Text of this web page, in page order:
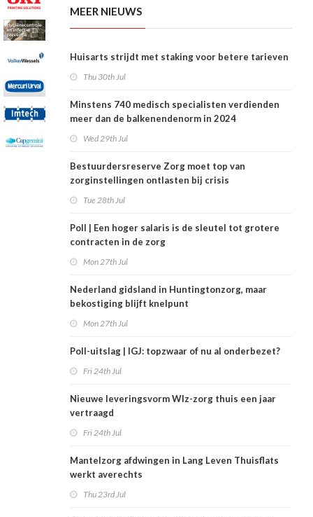
MEER NIEUWS
Huisarts strijdt met staking voor betere tarieven
Thu 30th Jul
Minstens 740 medisch specialisten verdienden
meer dan de balkenendenorm in 2024
Wed 29th Jul
Bestuurdersreserve Zorg moet top van
zorginstellingen ontlasten bij crisis
Tue 28th Jul
Poll | Een hoger salaris is de sleutel tot grotere
contracten in de zorg
Mon 27th Jul
Nederland gidsland in Huntingtonzorg, maar
bekostiging blijft knelpunt
Mon 27th Jul
Poll-uitslag | IGJ: topzwaar of nu al onderbezet?
Fri 24th Jul
Nieuwe leveringsvorm Wlz-zorg thuis een jaar
vertraagd
Fri 24th Jul
Mantelzorg afdwingen in Lang Leven Thuisflats
werkt averechts
Thu 23rd Jul